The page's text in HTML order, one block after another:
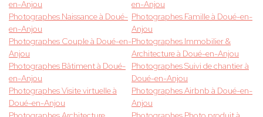
en-Anjou
en-Anjou
Photographes Naissance à Doué-
en-Anjou
Photographes Famille à Doué-en-
Anjou
Photographes Couple à Doué-en-
Anjou
Photographes Immobilier &
Architecture à Doué-en-Anjou
Photographes Bâtiment à Doué-
en-Anjou
Photographes Suivi de chantier à
Doué-en-Anjou
Photographes Visite virtuelle à
Doué-en-Anjou
Photographes Airbnb à Doué-en-
Anjou